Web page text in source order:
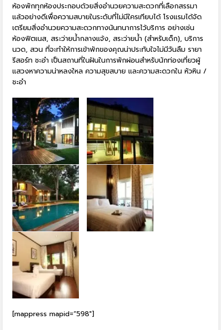
ห้องพักทุกห้องประกอบด้วยสิ่งอำนวยความสะดวกที่เลือกสรรมา
แล้วอย่างดีเพื่อความสบายในระดับที่ไม่มีใครเทียบได้ โรงแรมได้จัด
เตรียมสิ่งอำนวยความสะดวกทางนันทนาการไว้บริการ อย่างเช่น
ห้องฟิตเนส, สระว่ายน้ำกลางแจ้ง, สระว่ายน้ำ (สำหรับเด็ก), บริการ
นวด, สวน ที่จะทำให้การเข้าพักของคุณน่าประทับใจไม่มีวันลืม รายา
รีสอร์ท ชะอำ เป็นสถานที่ในฝันในการพักผ่อนสำหรับนักท่องเที่ยวผู้
แสวงหาความน่าหลงใหล ความสุขสบาย และความสะดวกใน หัวหิน /
ชะอำ
[mappress mapid=”598″]